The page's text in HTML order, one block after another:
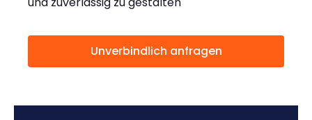
Unverbindlich anfragen